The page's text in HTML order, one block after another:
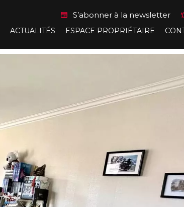
S’abonner à la newsletter
ACTUALITÉS ESPACE PROPRIÉTAIRE